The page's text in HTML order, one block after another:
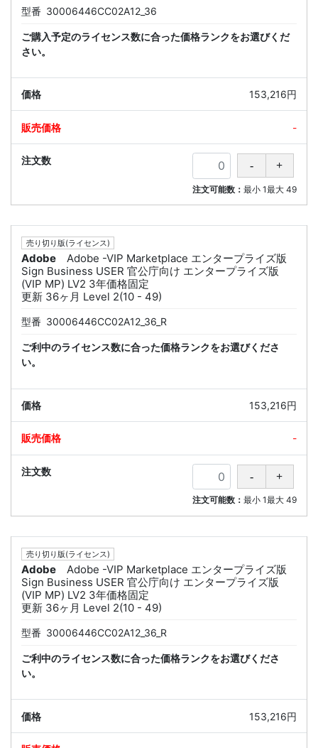
型番 30006446CC02A12_36
ご購入予定のライセンス数に合った価格ランクをお選びくだ
さい。
153,216円
-
注文可能数： 最小 1最大 49
売り切り版(ライセンス)
Adobe
Adobe -VIP Marketplace エンタープライズ版
Sign Business USER 官公庁向け エンタープライズ版
(VIP MP) LV2 3年価格固定
更新 36ヶ月 Level 2(10 - 49)
型番 30006446CC02A12_36_R
ご利中のライセンス数に合った価格ランクをお選びくださ
い。
153,216円
-
注文可能数： 最小 1最大 49
売り切り版(ライセンス)
Adobe
Adobe -VIP Marketplace エンタープライズ版
Sign Business USER 官公庁向け エンタープライズ版
(VIP MP) LV2 3年価格固定
更新 36ヶ月 Level 2(10 - 49)
型番 30006446CC02A12_36_R
ご利中のライセンス数に合った価格ランクをお選びくださ
い。
153,216円